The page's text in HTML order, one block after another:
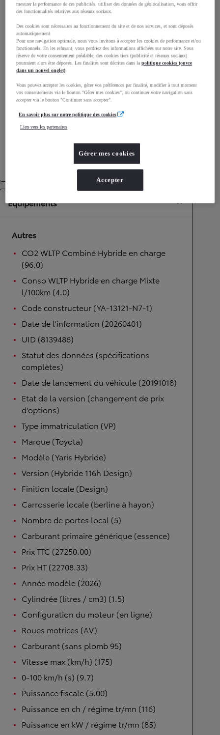
Consommation mixte
Consommation mixte 4L/100 km
Émissions CO2
96g/km
Performances
Accélération 0-100km/h
Boîte automatique
Équipements
Autres
CO2 WLTP Combiné Hybride en charge
(96.0)
Conso WLTP Hybride en charge Mixte
l/100km (4.0)
Code constructeur (YA-13121-N7-1)
Date de l'information (20260401)
UID (8139486)
Statut des données (spécifications
complètes)
Date de lancement du véhicule (20191018)
Etat de la version (changement de prix
d'options)
Type immatriculation (VP)
Marque (Toyota)
Modèle (Yaris Hybride)
Version (Hybride 116h Design)
Finition locale (Design)
Carrosserie locale (berline à hayon)
Nombre de portes local (5)
Carburant primaire générique (essence)
Prix TTC (27250.00)
Prix HT (22708.33)
Année modèle (2026)
Cylindrée (litres / cm3) (1.5)
Configuration du moteur (en ligne)
Roues motrices (AV)
Carburant (sans plomb 95)
Vitesse max (km/h) (175)
0-100 km/h (s) (9.7)
Puissance fiscale (5.00)
Puissance en ch / régime tr/mn (116)
Puissance en kW / régime tr/mn (85)
mesurer la performance de ces publicités, utiliser des données de géolocalisation, vous offrir
des fonctionnalités relatives aux réseaux sociaux.
Des cookies sont nécessaires au fonctionnement du site et de nos services, et sont déposés
automatiquement.
Pour une navigation optimale, nous vous invitons à accepter les cookies de performance et/ou
fonctionnels. En les refusant, vous perdriez des informations affichées sur notre site. Sous
réserve de votre consentement préalable, des cookies tiers (publicité et réseaux sociaux)
pourraient alors être déposés. Les finalités sont décrites dans lapolitique cookies (ouvre
dans un nouvel onglet)
Vous pouvez accepter les cookies, gérer vos préférences par finalité, modifier à tout moment
vos consentements via le bouton "Gérer mes cookies", ou continuer votre navigation sans
accepter via le bouton "Continuer sans accepter".
En savoir plus sur notre politique des cookies
Lien vers les partenaires
Gérer mes cookies
Accepter